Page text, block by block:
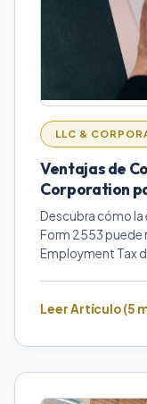
LLC &
Ventajas de
Corporation
Descubra cómo
Form 2553 puede
Employment Tax
Leer Artículo (5